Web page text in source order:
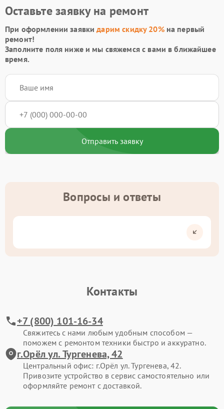
Оставьте заявку на ремонт
При оформлении заявкидарим скидку 20%на первый
ремонт!
Заполните поля ниже и мы свяжемся с вами в ближайшее
время.
Отправить заявку
Вопросы и ответы
Контакты
+7 (800) 101-16-34
Свяжитесь с нами любым удобным способом —
поможем с ремонтом техники быстро и аккуратно.
г.Орёл ул. Тургенева, 42
Центральный офис: г.Орёл ул. Тургенева, 42.
Привозите устройство в сервис самостоятельно или
оформляйте ремонт с доставкой.